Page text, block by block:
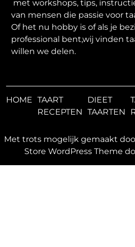
met workshops, tips,
van mensen die passie voor
Of het nu hobby is of als je
professional bent,wij vinden
willen we delen.
HOME TAART
RECEPTEN
DIEET
TAARTEN
Met trots mogelijk gemaakt
Store WordPress Theme